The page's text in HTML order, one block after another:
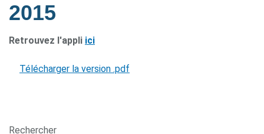
2015
Retrouvez l'appli ici
Télécharger la version .pdf
Rechercher